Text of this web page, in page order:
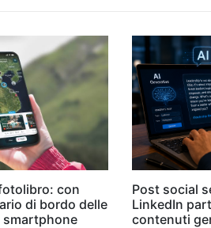
con
di bordo delle
smartphone
Post social
LinkedIn
contenuti